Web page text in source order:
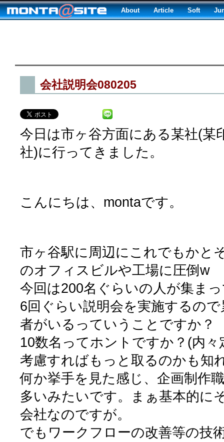
About Article Soft
会社説明会080205
今日は市ヶ谷方面にある某社(某
社)に行ってきました。
こんにちは、montaです。
市ヶ谷駅に周辺にこれでもかと
のオフィスビルや工場に圧倒w
今回は200名ぐらいの人が集ま
6回ぐらい説明会を実施するの
者がいるっていうことですか
10数名ってホントですか？(内
考慮すればもっと取るのかも知
何か挙手を見た感じ、企画制作
多いみたいです。まぁ基本的に
会社なのですが。
でもワークフローの改善等の技